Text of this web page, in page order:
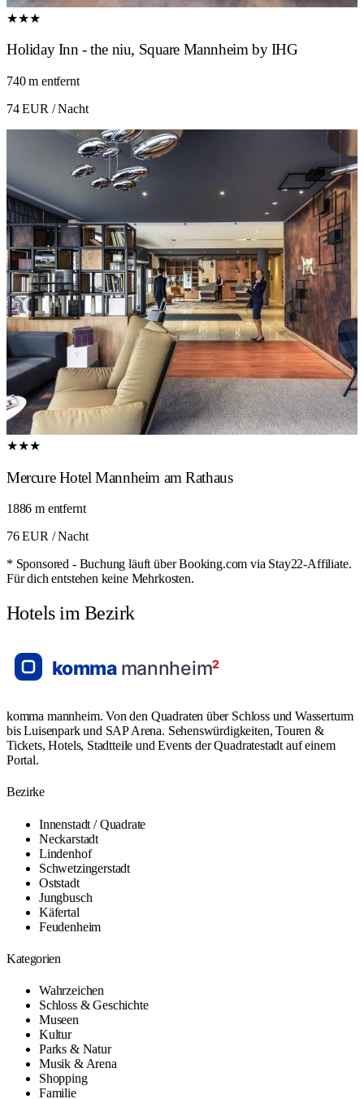
★★★
Holiday Inn - the niu, Square Mannheim by IHG
740 m entfernt
74 EUR / Nacht
★★★
Mercure Hotel Mannheim am Rathaus
1886 m entfernt
76 EUR / Nacht
* Sponsored - Buchung läuft über Booking.com via Stay22-Affiliate.
Für dich entstehen keine Mehrkosten.
Hotels im Bezirk
komma mannheim. Von den Quadraten über Schloss und Wasserturm
bis Luisenpark und SAP Arena. Sehenswürdigkeiten, Touren &
Tickets, Hotels, Stadtteile und Events der Quadratestadt auf einem
Portal.
Bezirke
Innenstadt / Quadrate
Neckarstadt
Lindenhof
Schwetzingerstadt
Oststadt
Jungbusch
Käfertal
Feudenheim
Kategorien
Wahrzeichen
Schloss & Geschichte
Museen
Kultur
Parks & Natur
Musik & Arena
Shopping
Familie